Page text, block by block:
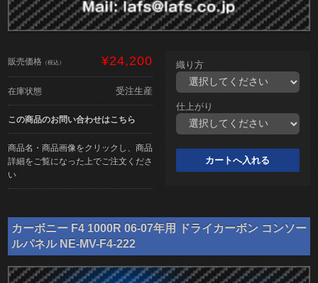
販売価格 （税込） ¥24,200
在庫状態 受注生産
この商品のお問い合わせはこちら
商品名・商品画像をクリックし、商品
詳細をご覧になった上でご注文くださ
い
織り方
仕上がり
カーボニー F4 1000R 06-07年用 ドライカーボン コンソー
ルパネル NE-MV-F4-222